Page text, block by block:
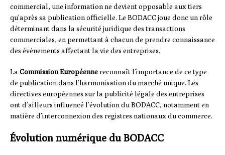
commercial, une information ne devient opposable aux tiers
qu’après sa publication officielle. Le BODACC joue donc un rôle
déterminant dans la sécurité juridique des transactions
commerciales, en permettant à chacun de prendre connaissance
des événements affectant la vie des entreprises.
La Commission Européennereconnaît l’importance de ce type
de publication dans l’harmonisation du marché unique. Les
directives européennes sur la publicité légale des entreprises
ont d’ailleurs influencé l’évolution du BODACC, notamment en
matière d’interconnexion des registres nationaux du commerce.
Évolution numérique du BODACC